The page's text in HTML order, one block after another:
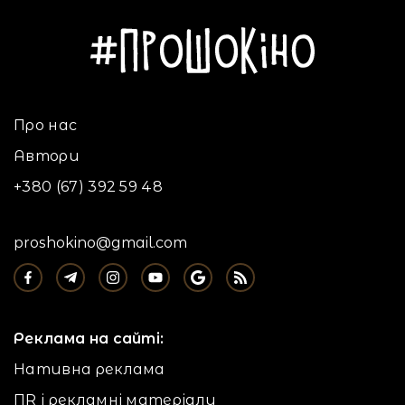
Про нас
Автори
+380 (67) 392 59 48
proshokino@gmail.com
Реклама на сайті:
Нативна реклама
ПR і рекламні матеріали